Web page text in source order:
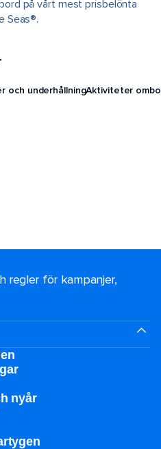
på vårt mest prisbelönta
Seas®.
och underhållningAktiviteter
regler för kampanjer,
nyår